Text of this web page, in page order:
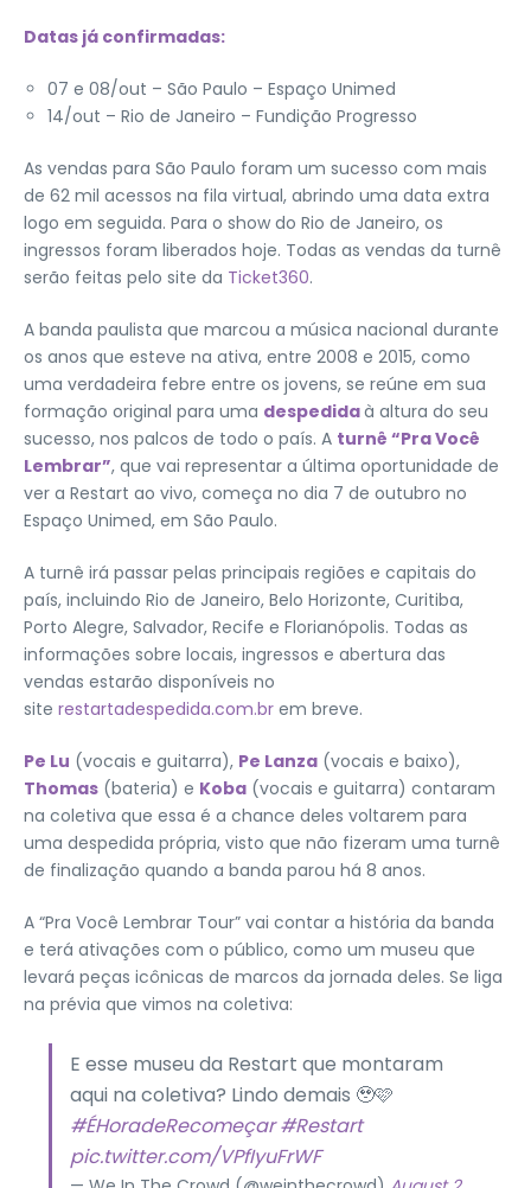
Datas já confirmadas:
07 e 08/out – São Paulo – Espaço Unimed
14/out – Rio de Janeiro – Fundição Progresso
As vendas para São Paulo foram um sucesso com mais
de 62 mil acessos na fila virtual, abrindo uma data extra
logo em seguida. Para o show do Rio de Janeiro, os
ingressos foram liberados hoje. Todas as vendas da turnê
serão feitas pelo site da Ticket360.
A banda paulista que marcou a música nacional durante
os anos que esteve na ativa, entre 2008 e 2015, como
uma verdadeira febre entre os jovens, se reúne em sua
formação original para uma despedidaà altura do seu
sucesso, nos palcos de todo o país. A turnê “Pra Você
Lembrar”, que vai representar a última oportunidade de
ver a Restart ao vivo, começa no dia 7 de outubro no
Espaço Unimed, em São Paulo.
A turnê irá passar pelas principais regiões e capitais do
país, incluindo Rio de Janeiro, Belo Horizonte, Curitiba,
Porto Alegre, Salvador, Recife e Florianópolis. Todas as
informações sobre locais, ingressos e abertura das
vendas estarão disponíveis no
site restartadespedida.com.br em breve.
Pe Lu (vocais e guitarra), Pe Lanza (vocais e baixo),
Thomas (bateria) e Koba (vocais e guitarra) contaram
na coletiva que essa é a chance deles voltarem para
uma despedida própria, visto que não fizeram uma turnê
de finalização quando a banda parou há 8 anos.
A “Pra Você Lembrar Tour” vai contar a história da banda
e terá ativações com o público, como um museu que
levará peças icônicas de marcos da jornada deles. Se liga
na prévia que vimos na coletiva:
E esse museu da Restart que montaram
aqui na coletiva? Lindo demais 🥹🩷
#ÉHoradeRecomeçar #Restart
pic.twitter.com/VPfIyuFrWF